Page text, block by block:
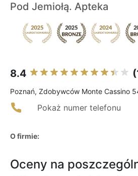
Pod Jemiołą. Apteka
8.4
Poznań, Zdobywców Monte Cassino
Pokaż numer telefonu
O firmie:
Oceny na